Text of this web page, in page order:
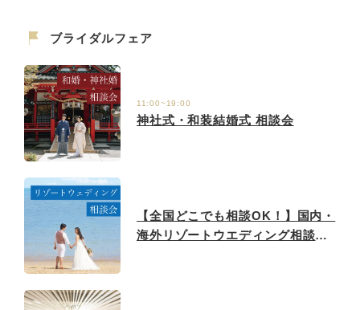
ブライダルフェア
11:00~19:00
神社式・和装結婚式 相談会
【全国どこでも相談OK！】国内・
海外リゾートウエディング相談フ